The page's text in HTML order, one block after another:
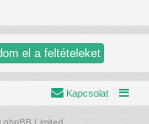
Kapcsolat
Limited